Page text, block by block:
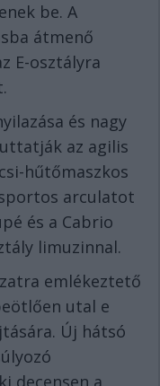
be. A
átmenő
E-osztályra
és nagy
az agilis
hűtőmaszkos
arculatot
és a Cabrio
limuzinnal.
emlékeztető
utal e
Új hátsó
decensen a